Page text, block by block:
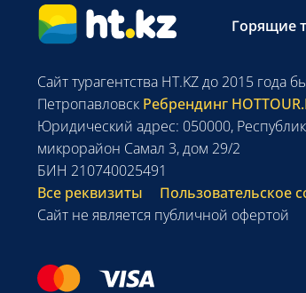
Горящие
Сайт турагентства HT.KZ до 2015 года
Петропавловск Ребрендинг
Юридический адрес: 050000,
микрорайон Самал 3, дом 29/2
БИН 210740025491
Все реквизиты
Пользовательское
Сайт не является публичной офертой